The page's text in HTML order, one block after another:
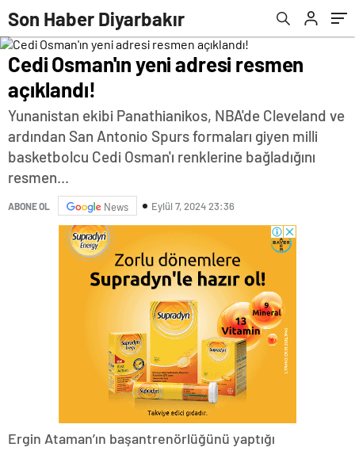
Son Haber Diyarbakır
Cedi Osman'ın yeni adresi resmen
açıklandı!
Yunanistan ekibi Panathianikos, NBA'de Cleveland ve
ardından San Antonio Spurs formaları giyen milli
basketbolcu Cedi Osman'ı renklerine bağladığını
resmen...
ABONE OL News Eylül 7, 2024 23:36
Ergin Ataman’ın başantrenörlüğünü yaptığı